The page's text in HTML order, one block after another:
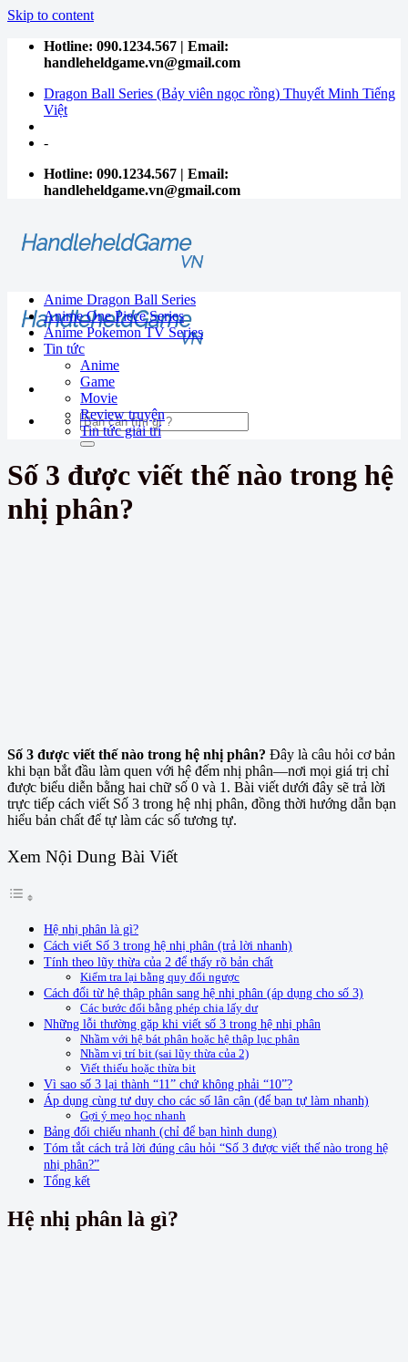
Skip to content
Hotline: 090.1234.567 | Email:
handleheldgame.vn@gmail.com
Dragon Ball Series (Bảy viên ngọc rồng) Thuyết Minh Tiếng
Việt
-
Hotline: 090.1234.567 | Email:
handleheldgame.vn@gmail.com
Anime Dragon Ball Series
Anime One Piece Series
Anime Pokemon TV Series
Tin tức
Anime
Game
Movie
Review truyện
Tin tức giải trí
Số 3 được viết thế nào trong hệ
nhị phân?
Số 3 được viết thế nào trong hệ nhị phân? Đây là câu hỏi cơ bản
khi bạn bắt đầu làm quen với hệ đếm nhị phân—nơi mọi giá trị chỉ
được biểu diễn bằng hai chữ số 0 và 1. Bài viết dưới đây sẽ trả lời
trực tiếp cách viết Số 3 trong hệ nhị phân, đồng thời hướng dẫn bạn
hiểu bản chất để tự làm các số tương tự.
Xem Nội Dung Bài Viết
Hệ nhị phân là gì?
Cách viết Số 3 trong hệ nhị phân (trả lời nhanh)
Tính theo lũy thừa của 2 để thấy rõ bản chất
Kiểm tra lại bằng quy đổi ngược
Cách đổi từ hệ thập phân sang hệ nhị phân (áp dụng cho số 3)
Các bước đổi bằng phép chia lấy dư
Những lỗi thường gặp khi viết số 3 trong hệ nhị phân
Nhầm với hệ bát phân hoặc hệ thập lục phân
Nhầm vị trí bit (sai lũy thừa của 2)
Viết thiếu hoặc thừa bit
Vì sao số 3 lại thành “11” chứ không phải “10”?
Áp dụng cùng tư duy cho các số lân cận (để bạn tự làm nhanh)
Gợi ý mẹo học nhanh
Bảng đối chiếu nhanh (chỉ để bạn hình dung)
Tóm tắt cách trả lời đúng câu hỏi “Số 3 được viết thế nào trong hệ
nhị phân?”
Tổng kết
Hệ nhị phân là gì?